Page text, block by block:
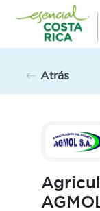
contenido
Atrás